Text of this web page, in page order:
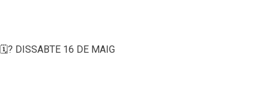
🗓? DISSABTE 16 DE MAIG